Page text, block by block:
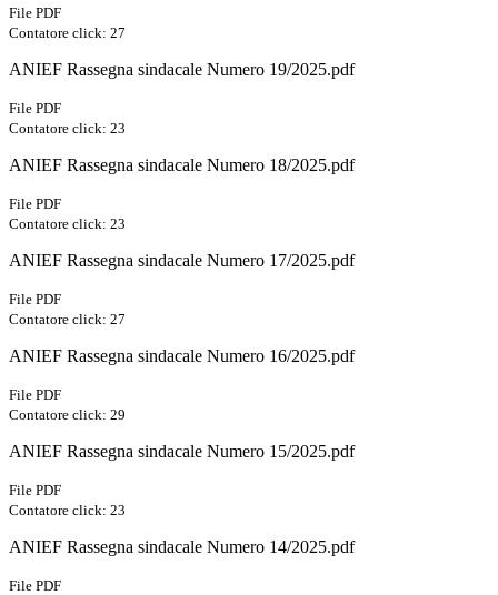
File PDF
Contatore click: 27
ANIEF Rassegna sindacale Numero 19/2025.pdf
File PDF
Contatore click: 23
ANIEF Rassegna sindacale Numero 18/2025.pdf
File PDF
Contatore click: 23
ANIEF Rassegna sindacale Numero 17/2025.pdf
File PDF
Contatore click: 27
ANIEF Rassegna sindacale Numero 16/2025.pdf
File PDF
Contatore click: 29
ANIEF Rassegna sindacale Numero 15/2025.pdf
File PDF
Contatore click: 23
ANIEF Rassegna sindacale Numero 14/2025.pdf
File PDF